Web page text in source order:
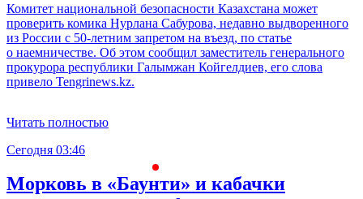
Комитет национальной безопасности Казахстана может
проверить комика Нурлана Сабурова, недавно выдворенного
из России с 50-летним запретом на въезд, по статье
о наемничестве. Об этом сообщил заместитель генерального
прокурора республики Галымжан Койгелдиев, его слова
привело Tengrinews.kz.
Читать полностью
Сегодня 03:46
Морковь в «Баунти» и кабачки